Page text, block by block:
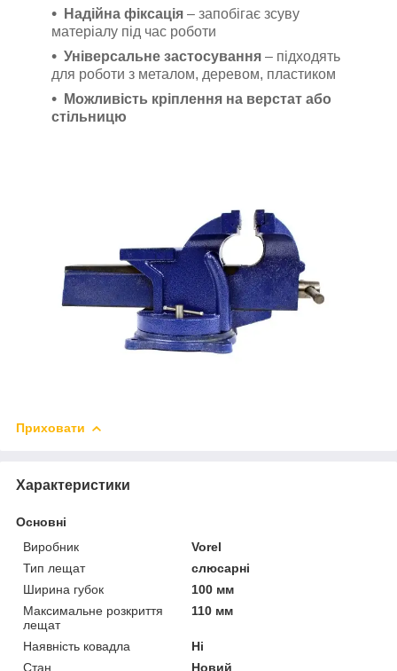
Надійна фіксація – запобігає зсуву
матеріалу під час роботи
Універсальне застосування – підходять
для роботи з металом, деревом, пластиком
Можливість кріплення на верстат або
стільницю
Приховати
Характеристики
Основні
Виробник
Vorel
Тип лещат
слюсарні
Ширина губок
100 мм
Максимальне розкриття
лещат
110 мм
Наявність ковадла
Ні
Стан
Новий